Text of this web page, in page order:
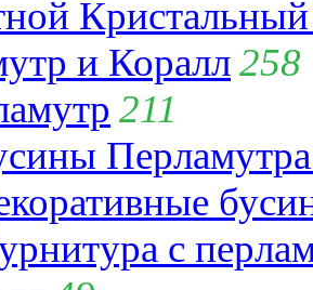
и Коралл258
211
с